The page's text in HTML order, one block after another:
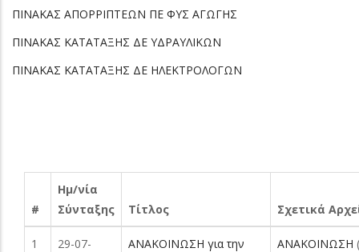
ΠΙΝΑΚΑΣ ΑΠΟΡΡΙΠΤΕΩΝ ΠΕ ΦΥΣ ΑΓΩΓΗΣ
ΠΙΝΑΚΑΣ ΚΑΤΑΤΑΞΗΣ ΔΕ ΥΔΡΑΥΛΙΚΩΝ
ΠΙΝΑΚΑΣ ΚΑΤΑΤΑΞΗΣ ΔΕ ΗΛΕΚΤΡΟΛΟΓΩΝ
#
Ημ/νία
Σύνταξης
Τίτλος Σχετικά
1
29-07-
ΑΝΑΚΟΙΝΩΣΗ για την
ΑΝΑΚΟΙΝΩΣΗ